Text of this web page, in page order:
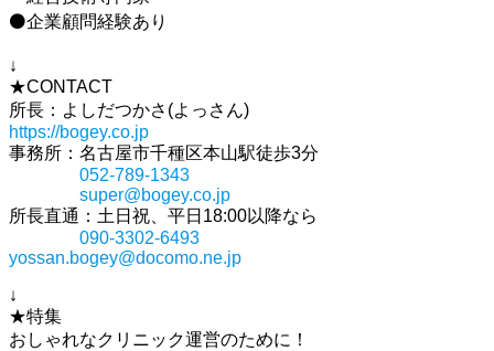
⚫企業顧問経験あり
↓
★CONTACT
所長：よしだつかさ(よっさん)
https://bogey.co.jp
事務所：名古屋市千種区本山駅徒歩3分
052-789-1343
super@bogey.co.jp
所長直通：土日祝、平日18:00以降なら
090-3302-6493
yossan.bogey@docomo.ne.jp
↓
★特集
おしゃれなクリニック運営のために！